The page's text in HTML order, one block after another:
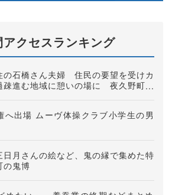
クセスランキング
の石橋さん夫婦 住民の要望を受けカ
進む地域に憩いの場に 夜久野町稲
へ出場 ムーヴ体操クラブ小学生の男
日月さんの絵など、鬼の縁で集めた特
鬼博